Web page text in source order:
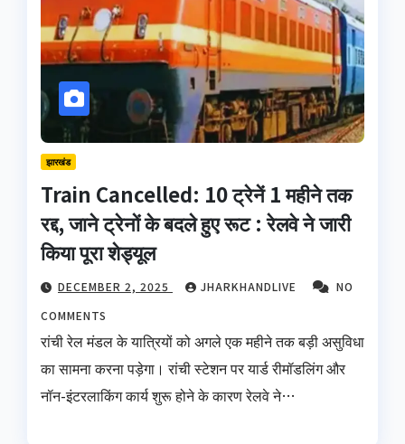
झारखंड
Train Cancelled: 10 ट्रेनें 1 महीने तक
रद्द, जाने ट्रेनों के बदले हुए रूट : रेलवे ने जारी
किया पूरा शेड्यूल
DECEMBER 2, 2025 JHARKHANDLIVE
NO
COMMENTS
रांची रेल मंडल के यात्रियों को अगले एक महीने तक बड़ी असुविधा
का सामना करना पड़ेगा। रांची स्टेशन पर यार्ड रीमॉडलिंग और
नॉन-इंटरलाकिंग कार्य शुरू होने के कारण रेलवे ने…